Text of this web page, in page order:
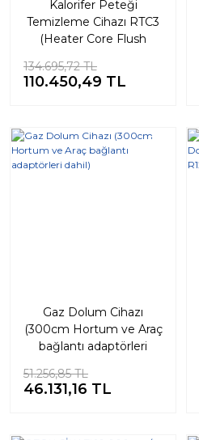
Kalorifer Peteği
Temizleme Cihazı RTC3
(Heater Core Flush
134.695,72 TL
110.450,49 TL
Gaz Dolum Cihazı
(300cm Hortum ve Araç
bağlantı adaptörleri
51.256,85 TL
46.131,16 TL
%10